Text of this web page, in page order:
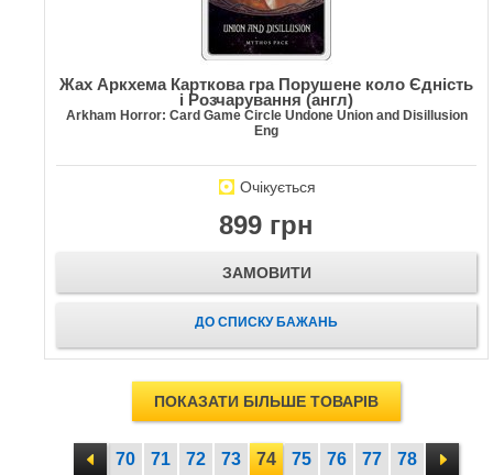
Жах Аркхема Карткова гра Порушене коло Єдність
і Розчарування (англ)
Arkham Horror: Card Game Circle Undone Union and Disillusion
Eng
Очікується
899 грн
ЗАМОВИТИ
ДО СПИСКУ БАЖАНЬ
ПОКАЗАТИ БІЛЬШЕ ТОВАРІВ
70 71 72 73 74 75 76 77 78